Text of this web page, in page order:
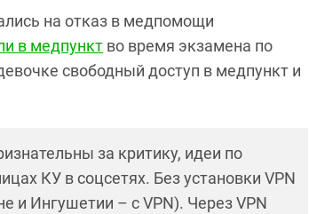
на отказ в медпомощи
в медпункт во время экзамена по
свободный доступ в медпункт и
за критику, идеи по
КУ в соцсетях. Без установки VPN
и Ингушетии – с VPN). Через VPN